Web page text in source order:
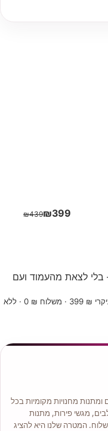
₪439₪399
בלי לצאת מהעמוד ועם
מוצר עיקרי ₪ 399 · משלוח ₪ 0 · ללא
מחנויות מקומיות בכל
מגשי פירות, מתנות
המטרה שלנו היא להציג